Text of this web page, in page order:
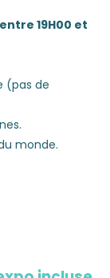
19H00 et
(pas de
monde.